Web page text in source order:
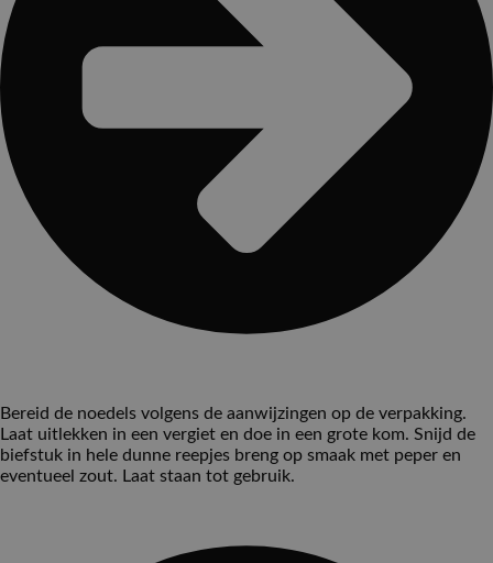
Bereid de noedels volgens de aanwijzingen op de verpakking.
Laat uitlekken in een vergiet en doe in een grote kom. Snijd de
biefstuk in hele dunne reepjes breng op smaak met peper en
eventueel zout. Laat staan tot gebruik.